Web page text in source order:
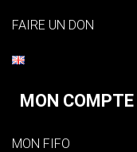
FAIRE UN DON
MON COMPTE
MON FIFO